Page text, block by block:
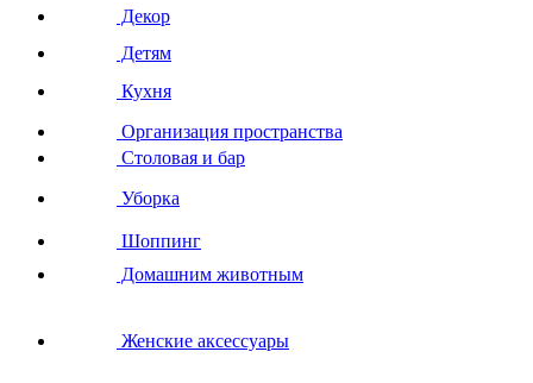
Декор
Детям
Кухня
Организация пространства
Столовая и бар
Уборка
Шоппинг
Домашним животным
Женские аксессуары